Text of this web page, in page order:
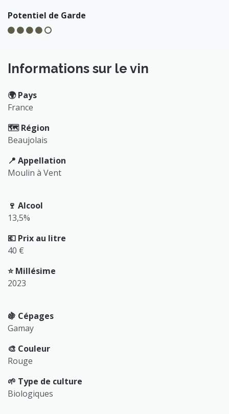
Potentiel de Garde
Informations sur le vin
🌍️ Pays
France
🗺️ Région
Beaujolais
📍 Appellation
Moulin à Vent
🍷 Alcool
13,5%
💶 Prix au litre
40 €
⭐️ Millésime
2023
🍇 Cépages
Gamay
🎨 Couleur
Rouge
🌱 Type de culture
Biologiques